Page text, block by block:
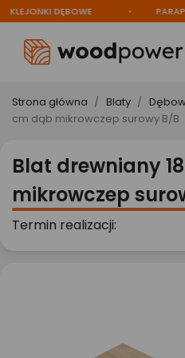
DĘBOWE
Strona główna Blaty
cm dąb mikrowczep surowy B/B
Blat drewniany
mikrowczep
Termin realizacji: